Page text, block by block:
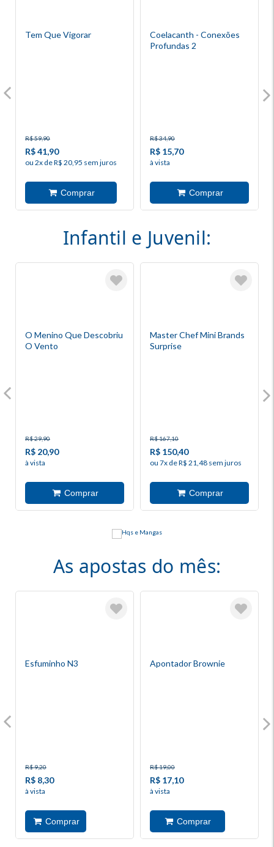
Tem Que Vigorar
R$ 59,90
R$ 41,90
ou 2x de R$ 20,95 sem juros
Coelacanth - Conexões
Profundas 2
R$ 34,90
R$ 15,70
à vista
Infantil e Juvenil:
O Menino Que Descobriu
O Vento
R$ 29,90
R$ 20,90
à vista
Master Chef Mini Brands
Surprise
R$ 167,10
R$ 150,40
ou 7x de R$ 21,48 sem juros
As apostas do mês:
Esfuminho N3
R$ 9,20
R$ 8,30
à vista
Apontador Brownie
R$ 19,00
R$ 17,10
à vista